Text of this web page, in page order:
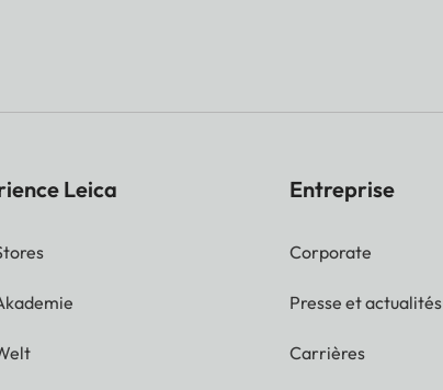
Leica Entreprise
Corporate
Presse et actualités
Carrières